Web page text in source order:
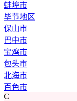
蚌埠市
毕节地区
保山市
巴中市
宝鸡市
包头市
北海市
百色市
C